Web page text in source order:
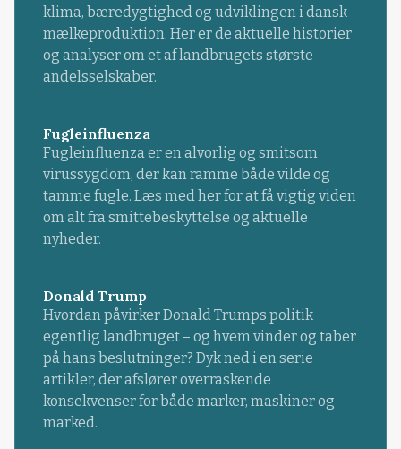
klima, bæredygtighed og udviklingen i dansk
mælkeproduktion. Her er de aktuelle historier
og analyser om et af landbrugets største
andelsselskaber.
Fugleinfluenza
Fugleinfluenza er en alvorlig og smitsom
virussygdom, der kan ramme både vilde og
tamme fugle. Læs med her for at få vigtig viden
om alt fra smittebeskyttelse og aktuelle
nyheder.
Donald Trump
Hvordan påvirker Donald Trumps politik
egentlig landbruget – og hvem vinder og taber
på hans beslutninger? Dyk ned i en serie
artikler, der afslører overraskende
konsekvenser for både marker, maskiner og
marked.